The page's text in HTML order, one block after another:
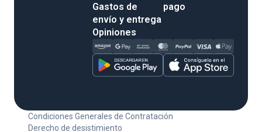
Gastos de
envío y entrega
Opiniones
pago
Condiciones Generales de Contratación
Derecho de desistimiento